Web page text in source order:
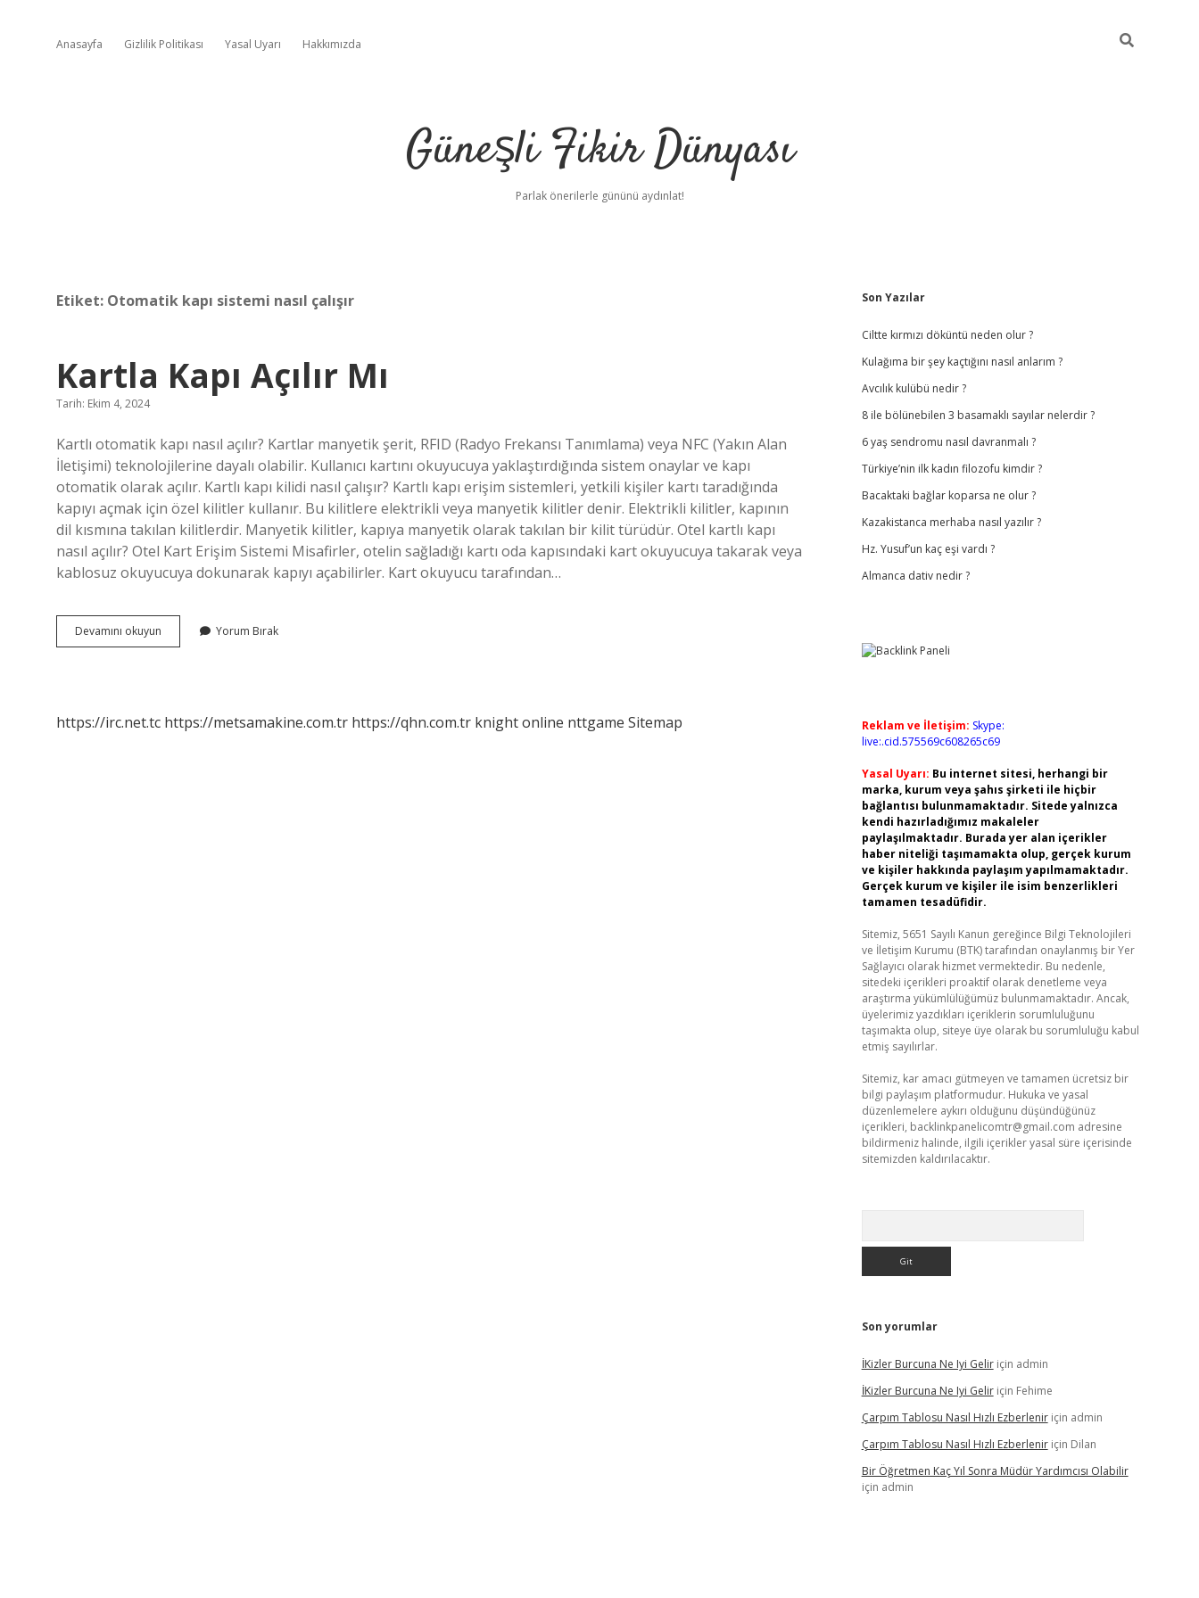
Anasayfa Gizlilik Politikası Yasal Uyarı Hakkımızda
Güneşli Fikir Dünyası
Parlak önerilerle gününü aydınlat!
Etiket: Otomatik kapı sistemi nasıl çalışır
Kartla Kapı Açılır Mı
Tarih: Ekim 4, 2024
Kartlı otomatik kapı nasıl açılır? Kartlar manyetik şerit, RFID (Radyo Frekansı Tanımlama) veya NFC (Yakın Alan
İletişimi) teknolojilerine dayalı olabilir. Kullanıcı kartını okuyucuya yaklaştırdığında sistem onaylar ve kapı
otomatik olarak açılır. Kartlı kapı kilidi nasıl çalışır? Kartlı kapı erişim sistemleri, yetkili kişiler kartı taradığında
kapıyı açmak için özel kilitler kullanır. Bu kilitlere elektrikli veya manyetik kilitler denir. Elektrikli kilitler, kapının
dil kısmına takılan kilitlerdir. Manyetik kilitler, kapıya manyetik olarak takılan bir kilit türüdür. Otel kartlı kapı
nasıl açılır? Otel Kart Erişim Sistemi Misafirler, otelin sağladığı kartı oda kapısındaki kart okuyucuya takarak veya
kablosuz okuyucuya dokunarak kapıyı açabilirler. Kart okuyucu tarafından…
Devamını okuyun
Kapı
Yorum Bırak
https://irc.net.tc https://metsamakine.com.tr https://qhn.com.tr knight online nttgame Sitemap
Sidebar
Son Yazılar
Ciltte kırmızı döküntü neden olur ?
Kulağıma bir şey kaçtığını nasıl anlarım ?
Avcılık kulübü nedir ?
8 ile bölünebilen 3 basamaklı sayılar nelerdir ?
6 yaş sendromu nasıl davranmalı ?
Türkiye’nin ilk kadın filozofu kimdir ?
Bacaktaki bağlar koparsa ne olur ?
Kazakistanca merhaba nasıl yazılır ?
Hz. Yusuf’un kaç eşi vardı ?
Almanca dativ nedir ?
Reklam ve İletişim: Skype:
live:.cid.575569c608265c69
Yasal Uyarı: Bu internet sitesi, herhangi bir
marka, kurum veya şahıs şirketi ile hiçbir
bağlantısı bulunmamaktadır. Sitede yalnızca
kendi hazırladığımız makaleler
paylaşılmaktadır. Burada yer alan içerikler
haber niteliği taşımamakta olup, gerçek kurum
ve kişiler hakkında paylaşım yapılmamaktadır.
Gerçek kurum ve kişiler ile isim benzerlikleri
tamamen tesadüfidir.
Sitemiz, 5651 Sayılı Kanun gereğince Bilgi Teknolojileri
ve İletişim Kurumu (BTK) tarafından onaylanmış bir Yer
Sağlayıcı olarak hizmet vermektedir. Bu nedenle,
sitedeki içerikleri proaktif olarak denetleme veya
araştırma yükümlülüğümüz bulunmamaktadır. Ancak,
üyelerimiz yazdıkları içeriklerin sorumluluğunu
taşımakta olup, siteye üye olarak bu sorumluluğu kabul
etmiş sayılırlar.
Sitemiz, kar amacı gütmeyen ve tamamen ücretsiz bir
bilgi paylaşım platformudur. Hukuka ve yasal
düzenlemelere aykırı olduğunu düşündüğünüz
içerikleri, backlinkpanelicomtr@gmail.com adresine
bildirmeniz halinde, ilgili içerikler yasal süre içerisinde
sitemizden kaldırılacaktır.
Son yorumlar
İKizler Burcuna Ne Iyi Geliriçin admin
İKizler Burcuna Ne Iyi Geliriçin Fehime
Çarpım Tablosu Nasıl Hızlı Ezberleniriçin admin
Çarpım Tablosu Nasıl Hızlı Ezberleniriçin Dilan
Bir Öğretmen Kaç Yıl Sonra Müdür Yardımcısı Olabilir
için admin
ilbethiltonbet